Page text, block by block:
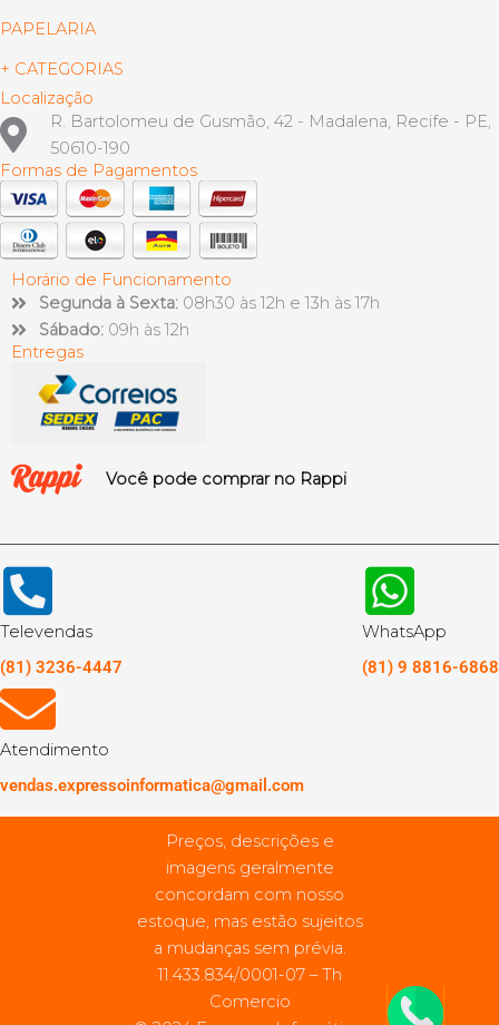
PAPELARIA
+ CATEGORIAS
Localização
R. Bartolomeu de Gusmão, 42 - Madalena, Recife - PE,
50610-190
Formas de Pagamentos
Horário de Funcionamento
Segunda à Sexta: 08h30 às 12h e 13h às 17h
Sábado: 09h às 12h
Entregas
Você pode comprar no Rappi
Televendas
(81) 3236-4447
WhatsApp
(81) 9 8816-6868
Atendimento
vendas.expressoinformatica@gmail.com
Preços, descrições e
imagens geralmente
concordam com nosso
estoque, mas estão sujeitos
a mudanças sem prévia.
11.433.834/0001-07 – Th
Comercio